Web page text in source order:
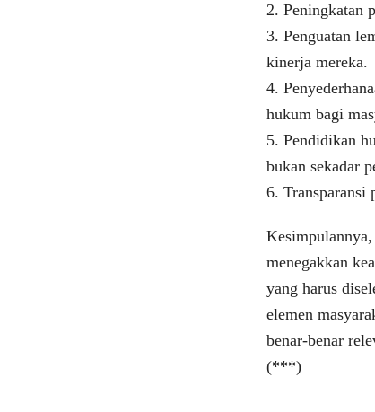
2. Peningkatan
3. Penguatan
kinerja mereka.
4.
hukum bagi
5. Pendidikan
bukan sekadar
6. Transparansi
menegakkan
yang harus
elemen
benar-benar
(***)